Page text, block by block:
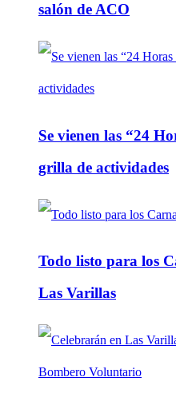
salón de ACO
Se vienen las “24
grilla de actividades
Todo listo para los
Las Varillas